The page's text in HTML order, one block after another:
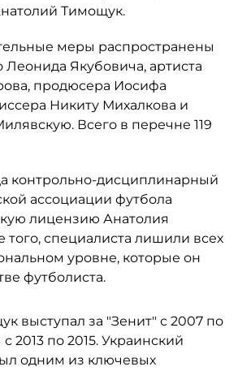
Тимощук.
меры распространены
Леонида Якубовича, артиста
продюсера Иосифа
Никиту Михалкова и
Всего в перечне 119
контрольно-дисциплинарный
ассоциации футбола
лицензию Анатолия
специалиста лишили всех
уровне, которые он
футболиста.
выступал за "Зенит" с 2007 по
2013 по 2015. Украинский
одним из ключевых